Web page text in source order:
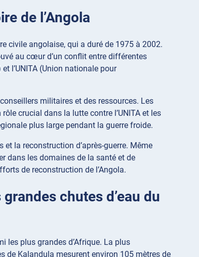
de l’Angola
civile angolaise, qui a duré de 1975 à 2002.
au cœur d’un conflit entre différentes
l’UNITA (Union nationale pour
militaires et des ressources. Les
crucial dans la lutte contre l’UNITA et les
plus large pendant la guerre froide.
la reconstruction d’après-guerre. Même
dans les domaines de la santé et de
de reconstruction de l’Angola.
chutes d’eau du
les plus grandes d’Afrique. La plus
de Kalandula mesurent environ 105 mètres de